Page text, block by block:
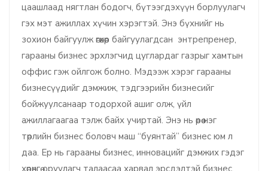
цаашлаад нягтлан бодогч, бүтээгдэхүүн борлуулагч
гэх мэт ажиллах хүчин хэрэгтэй. Энэ бүхнийг нь
зохион байгуулж өгөхөөр байгуулагдсан энтрепренер,
гарааны бизнес эрхлэгчид цуглардаг газрыг хамтын
оффис гэж ойлгож болно. Мэдээж хэрэг гарааны
бизнесүүдийг дэмжиж, тэдгээрийн бизнесийг
бойжуулсанаар тодорхой ашиг олж, үйл
ажиллагаагаа тэлж байх учиртай. Энэ нь өөрөө нэг
төрлийн бизнес боловч маш “буянтай” бизнес юм л
даа. Ер нь гарааны бизнес, инновацийг дэмжих гэдэг
хөрөнгө оруулагч талаасаа харвал эрсдэлтэй бизнес.